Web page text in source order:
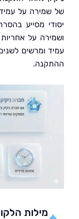
על עמידות,
מסייע בהסרת
על אחריות
ומרשים לשנים רבות,
מילות הלקוח